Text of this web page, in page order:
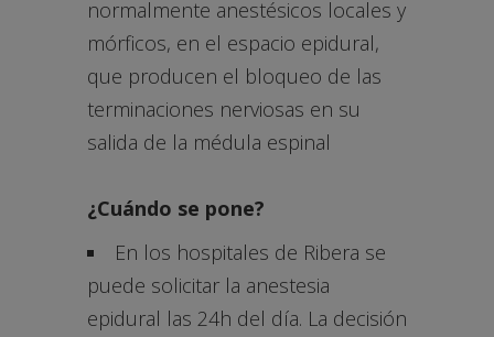
normalmente anestésicos locales y
mórficos, en el espacio epidural,
que producen el bloqueo de las
terminaciones nerviosas en su
salida de la médula espinal
¿Cuándo se pone?
En los hospitales de Ribera se
puede solicitar la anestesia
epidural las 24h del día. La decisión